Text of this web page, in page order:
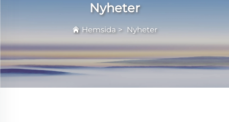
Nyheter
Hemsida> Nyheter